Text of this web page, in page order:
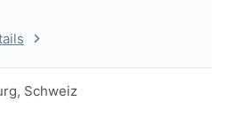
Schweiz